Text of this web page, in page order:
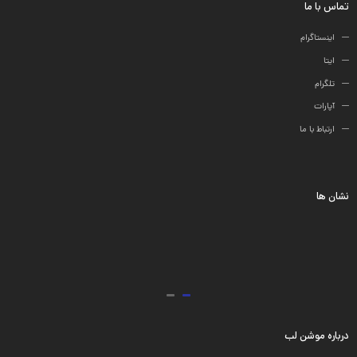
تماس با ما
اینستاگرام
ایتا
تلگرام
آپارات
ارتباط با ما
نشان ها
درباره موشن لب